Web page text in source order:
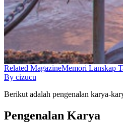
Related MagazineMemori Lanskap
By cizucu
Berikut adalah pengenalan karya-
Pengenalan Karya